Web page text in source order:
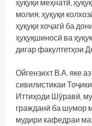
ҳуқуқи меҳнатӣ,
молия, ҳуқуқи
ҳуқуқи хоҷагӣ ба
ҳуқуқшиносӣ ва
дигар факултетҳои
Ойгензихт В.А. яке
сивилистикаи
Иттиҳоди Шӯравӣ,
гражданӣ ба шумор
мудири кафедраи